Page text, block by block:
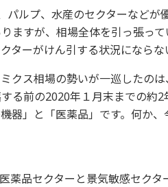
パルプ、水産のセクターなどが
ますが、相場全体を引っ張っ
ターがけん引する状況にならな
クス相場の勢いが一巡したの
る前の2020年１月末までの約
器」と「医薬品」です。何か
薬品セクターと景気敏感セク